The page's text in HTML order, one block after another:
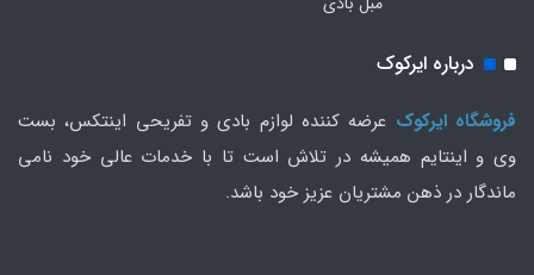
درباره ایرکوک
فروشگاه ایرکوک عرضه کننده لوازم بادی و تفریحی اینتکس، بست
وی و اینتایم همیشه در تلاش است تا با خدمات عالی خود نامی
ماندگار در ذهن مشتریان عزیز خود باشد.